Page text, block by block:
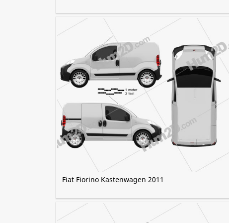
Fiat Fiorino Kastenwagen 2011